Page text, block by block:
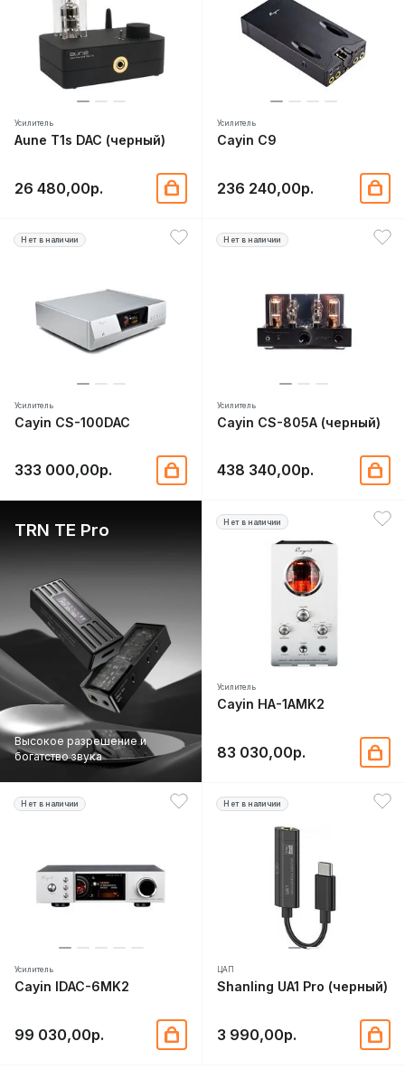
Усилитель
Aune T1s DAC (черный)
26 480,00р.
Усилитель
Cayin C9
236 240,00р.
Нет в наличии
Усилитель
Cayin CS-100DAC
333 000,00р.
Нет в наличии
Усилитель
Cayin CS-805A (черный)
438 340,00р.
TRN TE Pro
Высокое разрешение и
богатство звука
Нет в наличии
Усилитель
Cayin HA-1AMK2
83 030,00р.
Нет в наличии
Усилитель
Cayin IDAC-6MK2
99 030,00р.
Нет в наличии
ЦАП
Shanling UA1 Pro (черный)
3 990,00р.